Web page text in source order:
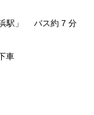
浜駅」 バス約 7 分
車